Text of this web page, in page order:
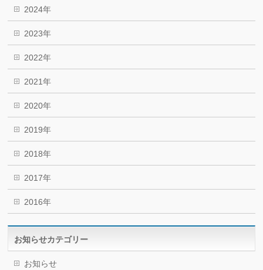
2024年
2023年
2022年
2021年
2020年
2019年
2018年
2017年
2016年
お知らせカテゴリー
お知らせ